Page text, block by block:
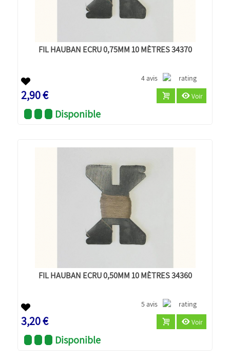
FIL HAUBAN ECRU 0,75MM 10 MÈTRES 34370
4 avis
2,90 € Voir
Disponible
FIL HAUBAN ECRU 0,50MM 10 MÈTRES 34360
5 avis
3,20 € Voir
Disponible